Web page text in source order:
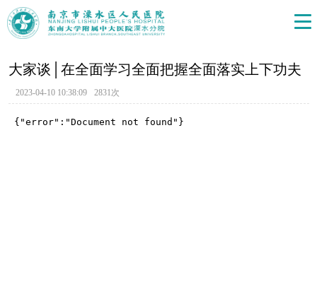
大家谈│在全面学习全面把握全面落实上下功夫
2023-04-10 10:38:09 2831次